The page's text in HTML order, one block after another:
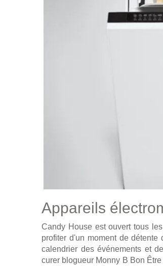
Appareils
Candy House est ouvert tous
profiter d'un moment de
calendrier des événements et
curer blogueur Monny B Bon